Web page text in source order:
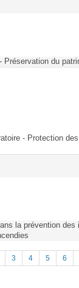
du
- Protection
la prévention des
3 4 5 6